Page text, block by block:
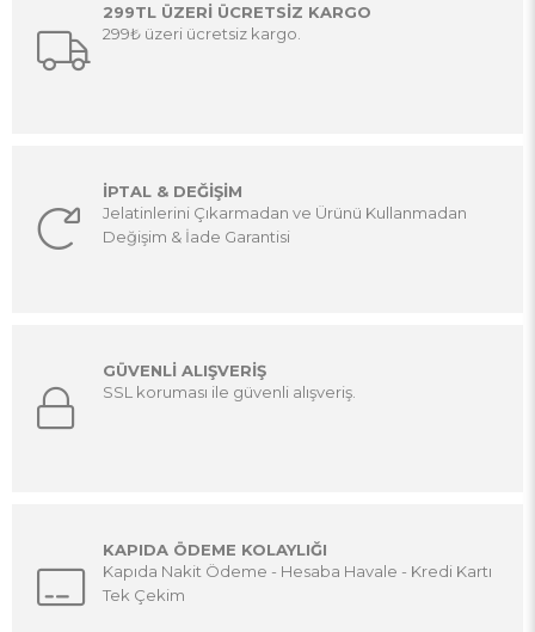
299TL ÜZERİ ÜCRETSİZ KARGO
299₺ üzeri ücretsiz kargo.
İPTAL & DEĞİŞİM
Jelatinlerini Çıkarmadan ve Ürünü Kullanmadan
Değişim & İade Garantisi
GÜVENLİ ALIŞVERİŞ
SSL koruması ile güvenli alışveriş.
KAPIDA ÖDEME KOLAYLIĞI
Kapıda Nakit Ödeme - Hesaba Havale - Kredi Kartı
Tek Çekim